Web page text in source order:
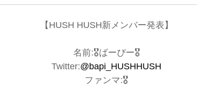
【HUSH HUSH新メンバー発表】
名前:🎖️ばーぴー🎖️
Twitter:@bapi_HUSHHUSH
ファンマ:🎖️